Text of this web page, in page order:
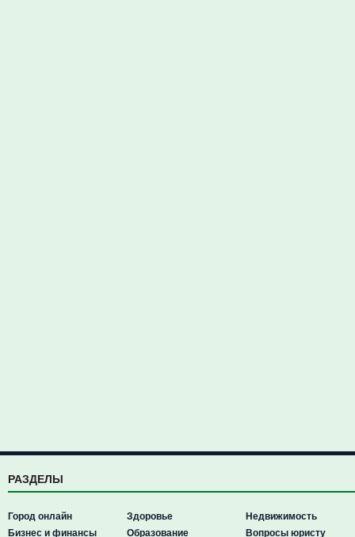
РАЗДЕЛЫ
Город онлайн
Бизнес и финансы
Здоровье
Образование
Недвижимость
Вопросы юристу